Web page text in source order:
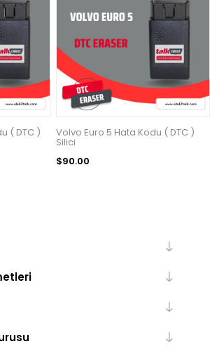
( DTC ) Volvo Euro 5 Hata Kodu ( DTC )
Silici
$90.00